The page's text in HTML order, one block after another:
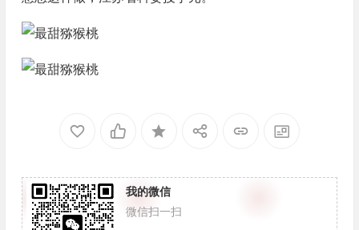
我的微信
微信扫一扫